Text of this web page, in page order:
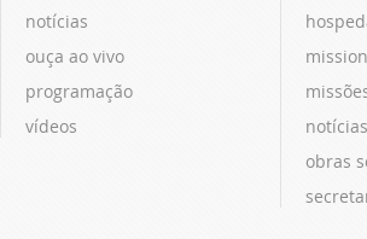
notícias
ouça ao vivo
programação
vídeos
notícias
obras